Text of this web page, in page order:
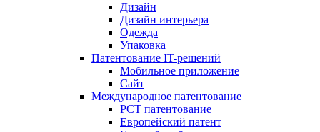
Дизайн
Дизайн интерьера
Одежда
Упаковка
Патентование IT-решений
Мобильное приложение
Сайт
Международное патентование
PCT патентование
Европейский патент